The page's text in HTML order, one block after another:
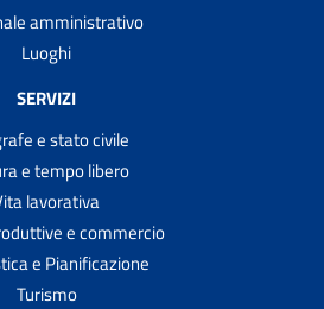
amministrativo
Luoghi
SERVIZI
e stato civile
e tempo libero
lavorativa
e commercio
e Pianificazione
Turismo